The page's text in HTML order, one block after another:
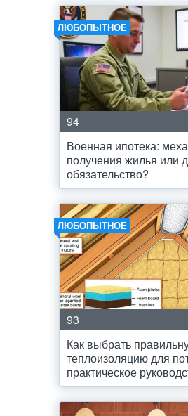
ЛЮБОПЫТНОЕ
94
Военная ипотека:
получения жилья или
обязательство?
ЛЮБОПЫТНОЕ
93
Как выбрать
теплоизоляцию для
практическое